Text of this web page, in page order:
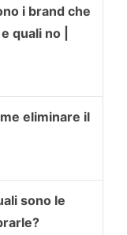
i brand che
quali no |
eliminare il
sono le